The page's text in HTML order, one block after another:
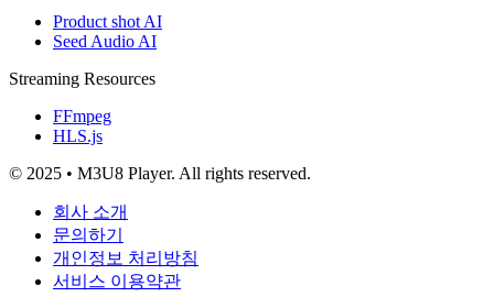
Product shot AI
Seed Audio AI
Streaming Resources
FFmpeg
HLS.js
© 2025 • M3U8 Player. All rights reserved.
회사 소개
문의하기
개인정보 처리방침
서비스 이용약관